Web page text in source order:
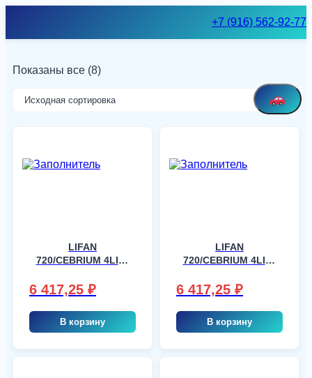
+7 (916) 562-92-77
Показаны все (8)
LIFAN
720/CEBRIUM 4LIM,
6 417,25 ₽
В корзину
LIFAN
720/CEBRIUM 4LIM,
6 417,25 ₽
В корзину